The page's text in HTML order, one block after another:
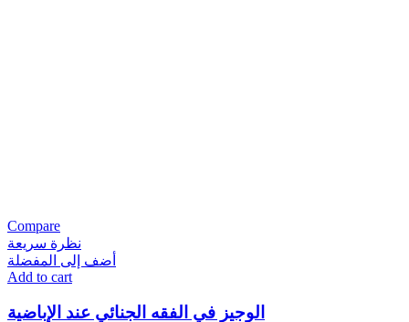
Compare
نظرة سريعة
أضف إلى المفضلة
Add to cart
الوجيز في الفقه الجنائي عند الإباضية